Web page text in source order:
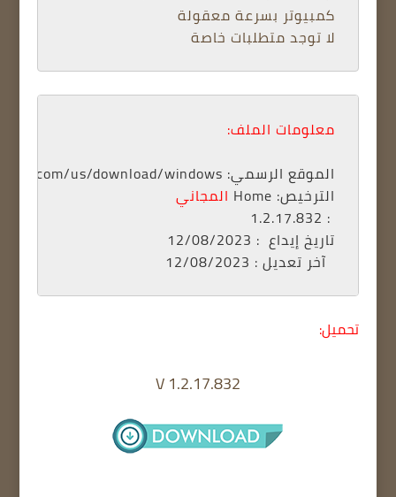
كمبيوتر بسرعة معقولة
لا توجد متطلبات خاصة
معلومات الملف:
الموقع الرسمي: www.spotify.com/us/download/windows
الترخيص: Home المجاني
: 1.2.17.832
تاريخ إيداع
آخر تعديل : 12/08/2023
تحميل:
V 1.2.17.832